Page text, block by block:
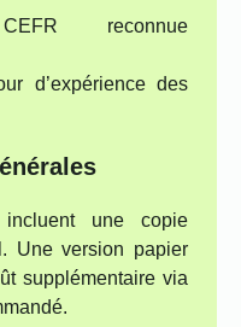
reconnue
d’expérience des
une copie
Une version papier
supplémentaire via